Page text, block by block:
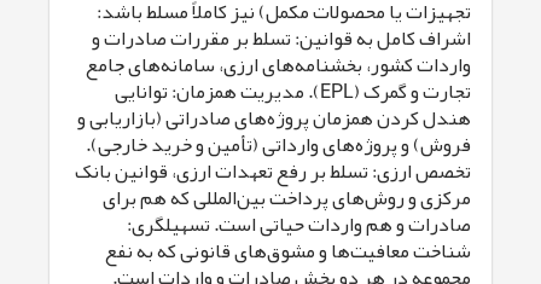
تجهیزات یا محصولات مکمل) نیز کاملاً مسلط باشد:
اشراف کامل به قوانین: تسلط بر مقررات صادرات و
واردات کشور، بخشنامه‌های ارزی، سامانه‌های جامع
تجارت و گمرک (EPL). مدیریت همزمان: توانایی
هندل کردن همزمان پروژه‌های صادراتی (بازاریابی و
فروش) و پروژه‌های وارداتی (تأمین و خرید خارجی).
تخصص ارزی: تسلط بر رفع تعهدات ارزی، قوانین بانک
مرکزی و روش‌های پرداخت بین‌المللی که هم برای
صادرات و هم واردات حیاتی است. تسهیلگری:
شناخت معافیت‌ها و مشوق‌های قانونی که به نفع